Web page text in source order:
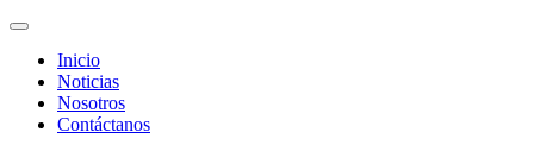
Inicio
Noticias
Nosotros
Contáctanos